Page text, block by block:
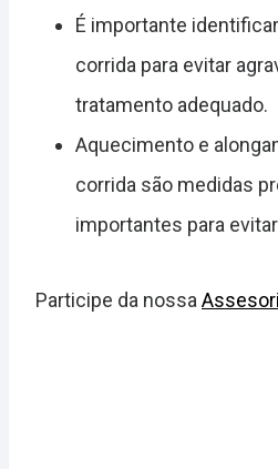
É importante
corrida para evitar
tratamento adequado.
Aquecimento e
corrida são medidas
importantes para
Participe da nossa